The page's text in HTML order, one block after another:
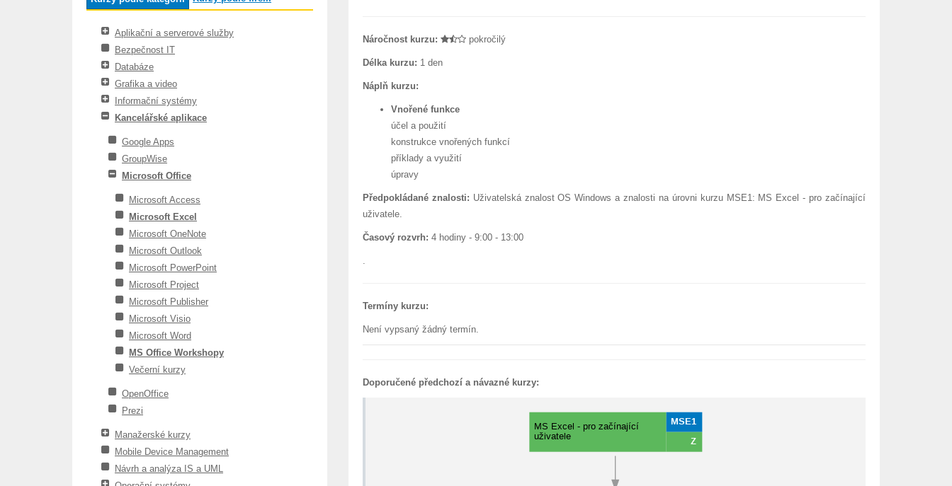
Aplikační a serverové služby
Bezpečnost IT
Databáze
Grafika a video
Informační systémy
Kancelářské aplikace
Google Apps
GroupWise
Microsoft Office
Microsoft Access
Microsoft Excel
Microsoft OneNote
Microsoft Outlook
Microsoft PowerPoint
Microsoft Project
Microsoft Publisher
Microsoft Visio
Microsoft Word
MS Office Workshopy
Večerní kurzy
OpenOffice
Prezi
Manažerské kurzy
Mobile Device Management
Návrh a analýza IS a UML
Náročnost kurzu: pokročilý
Délka kurzu: 1 den
Náplň kurzu:
Vnořené funkce
účel a použití
konstrukce vnořených funkcí
příklady a využití
úpravy
Předpokládané znalosti: Uživatelská znalost OS Windows a znalosti na úrovni kurzu MSE1: MS Excel - pro začínající
uživatele.
Časový rozvrh: 4 hodiny - 9:00 - 13:00
.
Termíny kurzu:
Není vypsaný žádný termín.
Doporučené předchozí a návazné kurzy: